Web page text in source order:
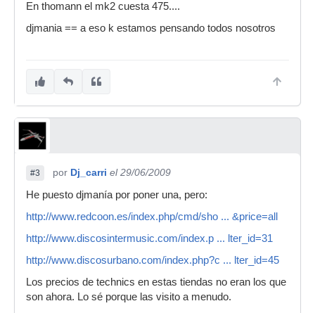
En thomann el mk2 cuesta 475....
djmania == a eso k estamos pensando todos nosotros
#3 por Dj_carri el 29/06/2009
He puesto djmanía por poner una, pero:
http://www.redcoon.es/index.php/cmd/sho ... &price=all
http://www.discosintermusic.com/index.p ... lter_id=31
http://www.discosurbano.com/index.php?c ... lter_id=45
Los precios de technics en estas tiendas no eran los que
son ahora. Lo sé porque las visito a menudo.